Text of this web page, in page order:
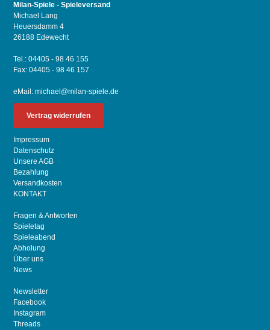
Milan-Spiele - Spieleversand
Michael Lang
Heuersdamm 4
26188 Edewecht
Tel.: 04405 - 98 46 155
Fax: 04405 - 98 46 157
eMail:michael@milan-spiele.de
Vertrag widerrufen
Impressum
Datenschutz
Unsere AGB
Bezahlung
Versandkosten
KONTAKT
Fragen & Antworten
Spieletag
Spieleabend
Abholung
Über uns
News
Newsletter
Facebook
Instagram
Threads